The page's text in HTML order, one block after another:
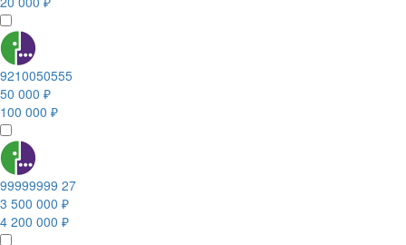
9210050555
50 000 ₽
100 000 ₽
99999999 27
3 500 000 ₽
4 200 000 ₽